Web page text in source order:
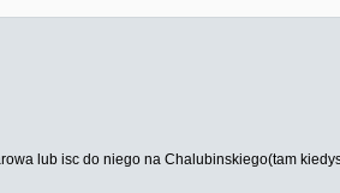
lub isc do niego na Chalubinskiego(tam